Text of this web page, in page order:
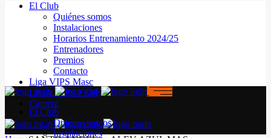
El Club
Quiénes somos
Instalaciones
Horarios Entrenamiento 2024/25
Entrenadores
Premios
Contacto
Liga VIPS Masc
LIGA VIPS FEM
Cantera
El Club
Quiénes somos
Instalaciones